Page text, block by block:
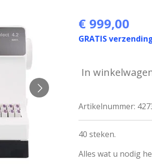
€ 999,00
GRATIS
In
Artikelnummer:
40 steken.
Alles wat u nodig